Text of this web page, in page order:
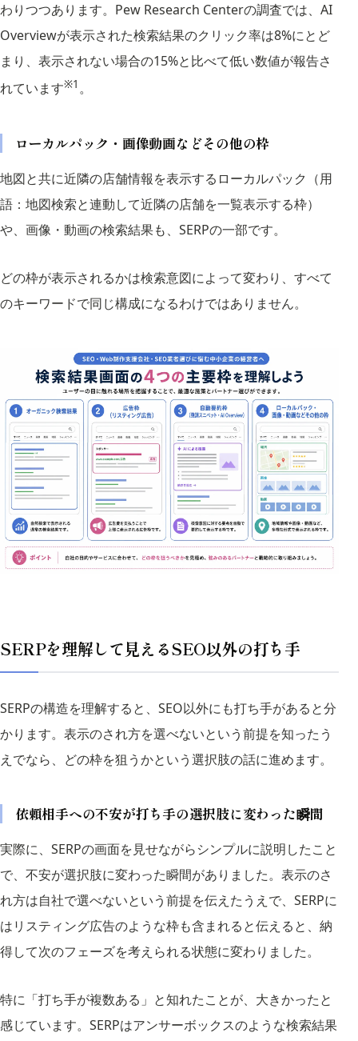
わりつつあります。Pew Research Centerの調査では、AI
Overviewが表示された検索結果のクリック率は8%にとど
まり、表示されない場合の15%と比べて低い数値が報告さ
れています※1 。
ローカルパック・画像動画などその他の枠
地図と共に近隣の店舗情報を表示するローカルパック（用
語：地図検索と連動して近隣の店舗を一覧表示する枠）
や、画像・動画の検索結果も、SERPの一部です。
どの枠が表示されるかは検索意図によって変わり、すべて
のキーワードで同じ構成になるわけではありません。
SERPを理解して見えるSEO以外の打ち手
SERPの構造を理解すると、SEO以外にも打ち手があると分
かります。表示のされ方を選べないという前提を知ったう
えでなら、どの枠を狙うかという選択肢の話に進めます。
依頼相手への不安が打ち手の選択肢に変わった瞬間
実際に、SERPの画面を見せながらシンプルに説明したこと
で、不安が選択肢に変わった瞬間がありました。表示のさ
れ方は自社で選べないという前提を伝えたうえで、SERPに
はリスティング広告のような枠も含まれると伝えると、納
得して次のフェーズを考えられる状態に変わりました。
特に「打ち手が複数ある」と知れたことが、大きかったと
感じています。SERPはアンサーボックスのような検索結果